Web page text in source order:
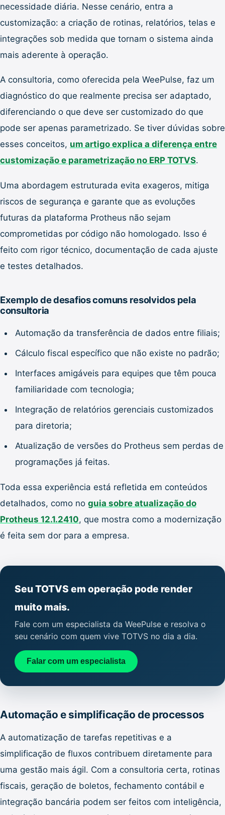
necessidade diária. Nesse cenário, entra a
customização: a criação de rotinas, relatórios, telas e
integrações sob medida que tornam o sistema ainda
mais aderente à operação.
A consultoria, como oferecida pela WeePulse, faz um
diagnóstico do que realmente precisa ser adaptado,
diferenciando o que deve ser customizado do que
pode ser apenas parametrizado. Se tiver dúvidas sobre
esses conceitos, um artigo explica a diferença entre
customização e parametrização no ERP TOTVS.
Uma abordagem estruturada evita exageros, mitiga
riscos de segurança e garante que as evoluções
futuras da plataforma Protheus não sejam
comprometidas por código não homologado. Isso é
feito com rigor técnico, documentação de cada ajuste
e testes detalhados.
Exemplo de desafios comuns resolvidos pela
consultoria
Automação da transferência de dados entre filiais;
Cálculo fiscal específico que não existe no padrão;
Interfaces amigáveis para equipes que têm pouca
familiaridade com tecnologia;
Integração de relatórios gerenciais customizados
para diretoria;
Atualização de versões do Protheus sem perdas de
programações já feitas.
Toda essa experiência está refletida em conteúdos
detalhados, como no guia sobre atualização do
Protheus 12.1.2410, que mostra como a modernização
é feita sem dor para a empresa.
Seu TOTVS em operação pode render
muito mais.
Fale com um especialista da WeePulse e resolva o
seu cenário com quem vive TOTVS no dia a dia.
Falar com um especialista
Automação e simplificação de processos
A automatização de tarefas repetitivas e a
simplificação de fluxos contribuem diretamente para
uma gestão mais ágil. Com a consultoria certa, rotinas
fiscais, geração de boletos, fechamento contábil e
integração bancária podem ser feitos com inteligência,